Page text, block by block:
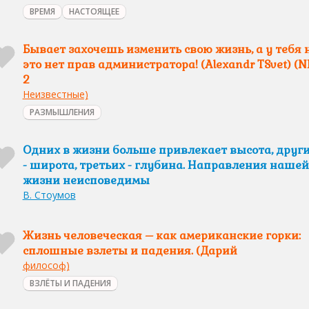
ВРЕМЯ НАСТОЯЩЕЕ
Бывает захочешь изменить свою жизнь, а у тебя
это нет прав администратора! (Alexandr TSvet)
2
Неизвестные)
РАЗМЫШЛЕНИЯ
Одних в жизни больше привлекает высота,
- широта, третьих - глубина. Направления нашей
жизни неисповедимы
В. Стоумов
Жизнь человеческая – как американские горки:
сплошные взлеты и падения. (Дарий
философ)
ВЗЛЁТЫ И ПАДЕНИЯ